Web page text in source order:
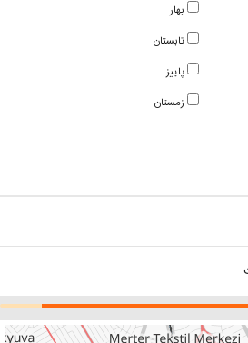
بهار
تابستان
پاییز
زمستان